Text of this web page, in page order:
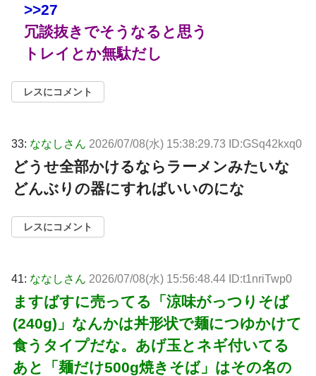
>>27
冗談抜きでそうなると思う
トレイとか無駄だし
レスにコメント
33: ななしさん 2026/07/08(水) 15:38:29.73 ID:GSq42kxq0
どうせ全部かけるならラーメンみたいな
どんぶりの器にすればいいのにな
レスにコメント
41: ななしさん 2026/07/08(水) 15:56:48.44 ID:t1nriTwp0
ますばすに売ってる「涼味がっつりそば
(240g)」なんかは丼形状で麺につゆかけて
食うタイプだな。あげ玉とネギ付いてる
あと「麺だけ500g焼きそば」はその名の